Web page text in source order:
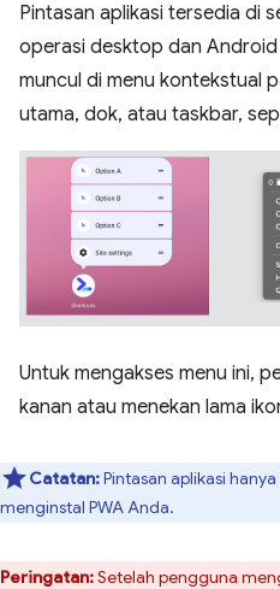
Pintasan aplikasi tersedia di
operasi desktop dan
muncul di menu kontekstual
utama, dok, atau taskbar,
Untuk mengakses menu ini,
kanan atau menekan lama
Catatan:Pintasan aplikasi
menginstal PWA Anda.
Peringatan:Setelah pengguna